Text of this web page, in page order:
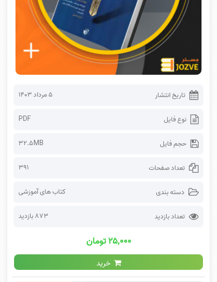
تاریخ انتشار ۵ مرداد ۱۴۰۳
نوع فایل PDF
حجم فایل 32.5MB
تعداد صفحات 391
دسته بندی کتاب های آموزشی
تعداد بازدید 873 بازدید
۲۵,۰۰۰ تومان
خرید